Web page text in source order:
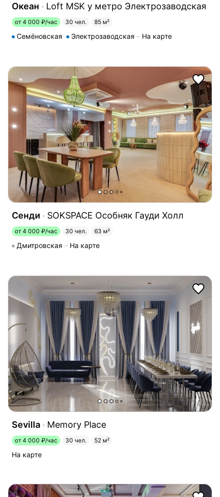
Океан Loft MSK у метро Электрозаводская
от 4 000 ₽/час 30 чел. 85 м²
Семёновская Электрозаводская На карте
Сенди SOKSPACE Особняк Гауди Холл
от 4 000 ₽/час 30 чел. 63 м²
Дмитровская На карте
Sevilla Memory Place
от 4 000 ₽/час 30 чел. 52 м²
На карте